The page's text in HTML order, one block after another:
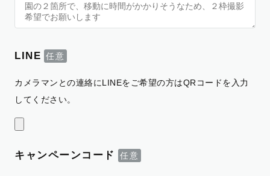
LINE
カメラマンとの連絡にLINEをご希望の方はQRコードを入力
してください。
キャンペーンコード